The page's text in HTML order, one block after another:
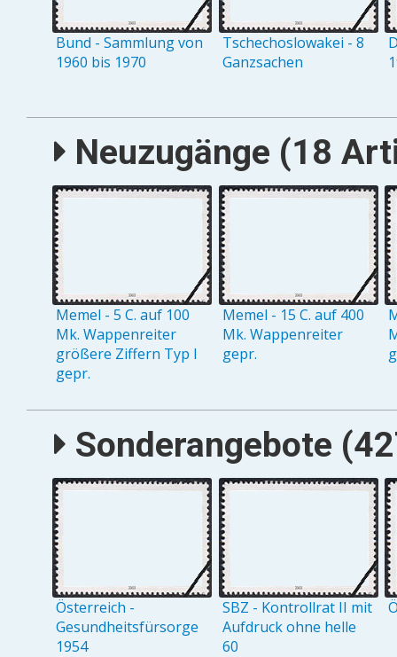
Bund - Sammlung von
1960 bis 1970
Tschechoslowakei - 8
Ganzsachen
Neuzugänge (18
Memel - 5 C. auf 100
Mk. Wappenreiter
größere Ziffern Typ I
gepr.
Memel - 15 C. auf 400
Mk. Wappenreiter
gepr.
Sonderangebote
Österreich -
Gesundheitsfürsorge
1954
SBZ - Kontrollrat II mit
Aufdruck ohne helle
60